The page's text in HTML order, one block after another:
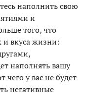
наполнить свою
и
того, что
и вкуса жизни:
наполнять вашу
чего у вас не будет
негативные